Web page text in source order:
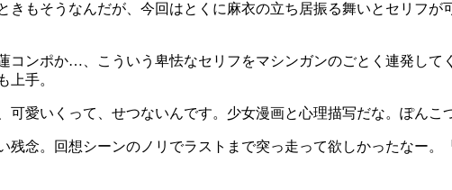
きもそうなんだが、今回はとくに麻衣の立ち居振る舞いとセリフ
コンポか…、こういう卑怯なセリフをマシンガンのごとく連発し
上手。
愛いくって、せつないんです。少女漫画と心理描写だな。ぽんこ
念。回想シーンのノリでラストまで突っ走って欲しかったなー。